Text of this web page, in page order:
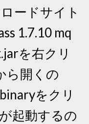
ードサイト
1.7.10 mq
を右クリ
ら開くの
をクリ
起動するの